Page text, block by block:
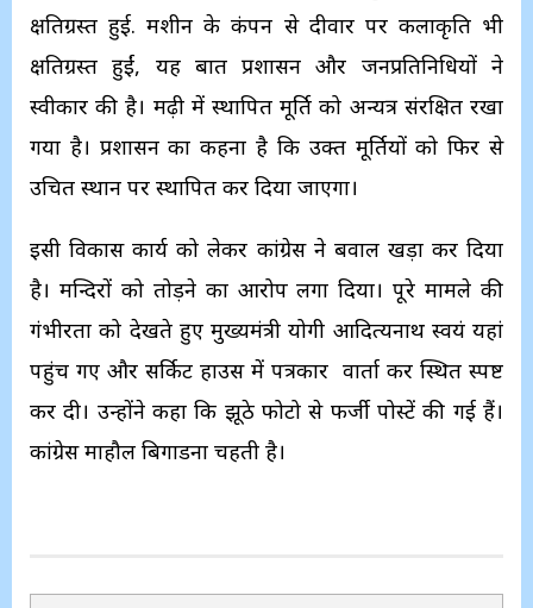
क्षतिग्रस्त हुई. मशीन के कंपन से दीवार पर कलाकृति भी
क्षतिग्रस्त हुईं, यह बात प्रशासन और जनप्रतिनिधियों ने
स्वीकार की है। मढ़ी में स्थापित मूर्ति को अन्यत्र संरक्षित रखा
गया है। प्रशासन का कहना है कि उक्त मूर्तियों को फिर से
उचित स्थान पर स्थापित कर दिया जाएगा।
इसी विकास कार्य को लेकर कांग्रेस ने बवाल खड़ा कर दिया
है। मन्दिरों को तोड़ने का आरोप लगा दिया। पूरे मामले की
गंभीरता को देखते हुए मुख्यमंत्री योगी आदित्यनाथ स्वयं यहां
पहुंच गए और सर्किट हाउस में पत्रकार वार्ता कर स्थित स्पष्ट
कर दी। उन्होंने कहा कि झूठे फोटो से फर्जी पोस्टें की गई हैं।
कांग्रेस माहौल बिगाडना चहती है।